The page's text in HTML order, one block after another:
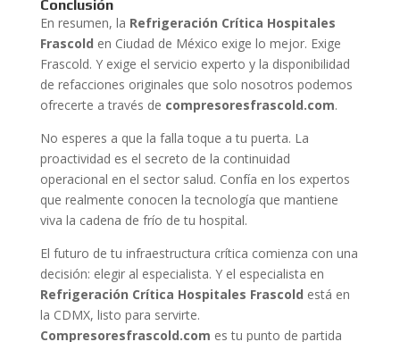
Conclusión
En resumen, la Refrigeración Crítica Hospitales
Frascold en Ciudad de México exige lo mejor. Exige
Frascold. Y exige el servicio experto y la disponibilidad
de refacciones originales que solo nosotros podemos
ofrecerte a través de compresoresfrascold.com.
No esperes a que la falla toque a tu puerta. La
proactividad es el secreto de la continuidad
operacional en el sector salud. Confía en los expertos
que realmente conocen la tecnología que mantiene
viva la cadena de frío de tu hospital.
El futuro de tu infraestructura crítica comienza con una
decisión: elegir al especialista. Y el especialista en
Refrigeración Crítica Hospitales Frascold está en
la CDMX, listo para servirte.
Compresoresfrascold.com es tu punto de partida